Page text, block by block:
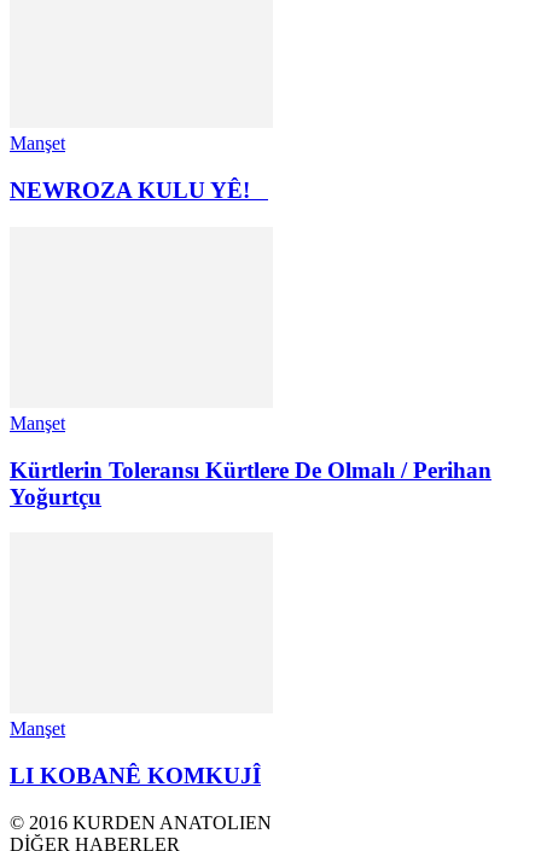
Manşet
NEWROZA KULU YÊ!
Manşet
Kürtlerin Toleransı Kürtlere De Olmalı / Perihan
Yoğurtçu
Manşet
LI KOBANÊ KOMKUJÎ
© 2016 KURDEN ANATOLIEN
DİĞER HABERLER